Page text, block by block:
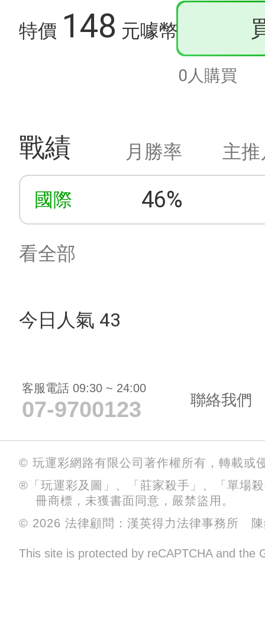
特價 148 元噱幣
0人購買
戰績 月勝率 主
國際 46%
看全部
今日人氣 43
客服電話 09:30 ~ 24:00
07-9700123 聯絡我們
© 玩運彩網路有限公司著作權所有，轉載或
®「玩運彩及圖」、「莊家殺手」、「單場
冊商標，未獲書面同意，嚴禁盜用。
© 2026 法律顧問：漢英得力法律事務所 陳
This site is protected by reCAPTCHA and the